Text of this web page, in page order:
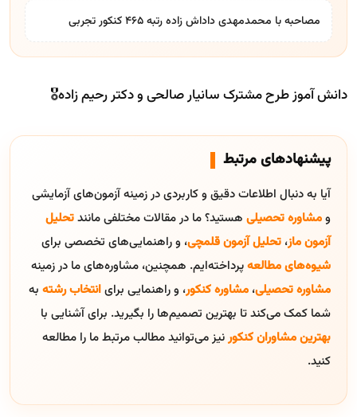
مصاحبه با محمدمهدی داداش زاده رتبه ۴۶۵ کنکور تجربی
دانش آموز طرح مشترک سانیار صالحی و دکتر رحیم زاده🎖
پیشنهادهای مرتبط
آیا به دنبال اطلاعات دقیق و کاربردی در زمینه آزمون‌های آزمایشی
ومشاوره تحصیلی هستید؟ ما در مقالات مختلفی مانندتحلیل
آزمون ماز، تحلیل آزمون قلمچی، و راهنمایی‌های تخصصی برای
شیوه‌های مطالعهپرداخته‌ایم. همچنین، مشاوره‌های ما در زمینه
مشاوره تحصیلی، مشاوره کنکور، و راهنمایی برایانتخاب رشته به
شما کمک می‌کند تا بهترین تصمیم‌ها را بگیرید. برای آشنایی با
بهترین مشاوران کنکورنیز می‌توانید مطالب مرتبط ما را مطالعه
کنید.